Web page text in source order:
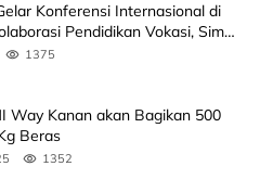
Konferensi Internasional di
Pendidikan Vokasi, Simak
1375
Way Kanan akan Bagikan 500
Beras
1352